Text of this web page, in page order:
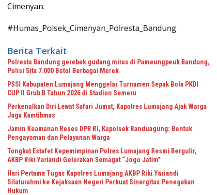
Cimenyan.
#Humas_Polsek_Cimenyan_Polresta_Bandung
Berita Terkait
Polresta Bandung gerebek gudang miras di Pameungpeuk Bandung,
Polisi Sita 7.000 Botol Berbagai Merek
PSSI Kabupaten Lumajang Menggelar Turnamen Sepak Bola PKDI
CUP II Grub B Tahun 2026 di Stadion Semeru
Perkenalkan Diri Lewat Safari Jumat, Kapolres Lumajang Ajak Warga
Jaga Kamtibmas
Jamin Keamanan Reses DPR RI, Kapolsek Randuagung: Bentuk
Pengayoman dan Pelayanan Warga
Tongkat Estafet Kepemimpinan Polres Lumajang Resmi Bergulir,
AKBP Riki Yariandi Gelorakan Semagat “Jogo Jatim”
Hari Pertama Tugas Kapolres Lumajang AKBP Riki Yariandi
Silaturahmi ke Kejaksaan Negeri Perkuat Sinergitas Penegakan
Hukum